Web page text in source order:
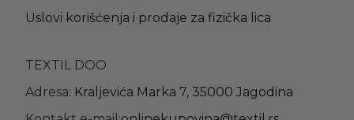
Uslovi korišćenja i prodaje za fizička lica
TEXTIL DOO
Adresa: Kraljevića Marka 7, 35000 Jagodina